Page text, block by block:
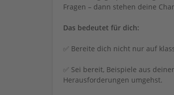
Fragen – dann stehen deine
Das bedeutet für dich:
✅ Bereite dich nicht nur auf
✅ Sei bereit, Beispiele aus
Herausforderungen umgehst.